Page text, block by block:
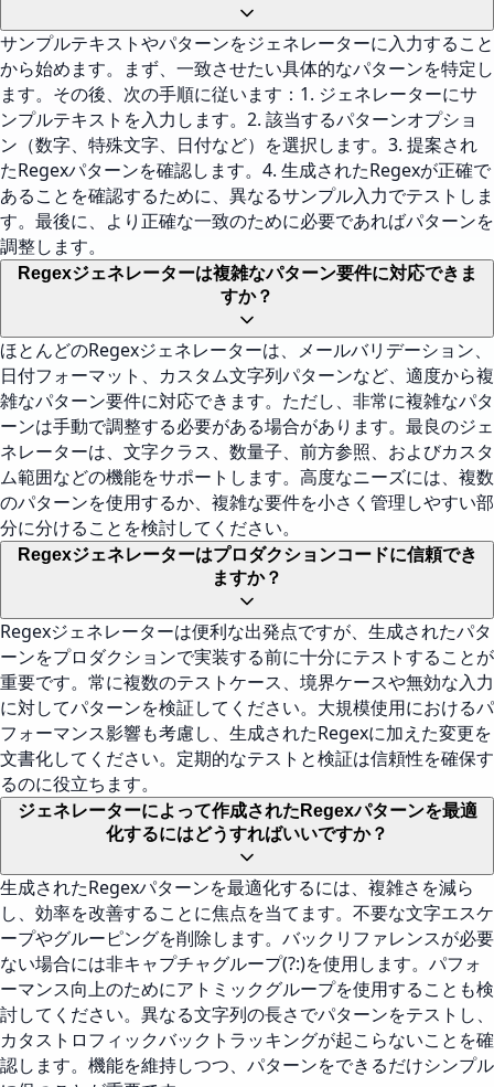
サンプルテキストやパターンをジェネレーターに入力すること
から始めます。まず、一致させたい具体的なパターンを特定し
ます。その後、次の手順に従います：1. ジェネレーターにサ
ンプルテキストを入力します。2. 該当するパターンオプショ
ン（数字、特殊文字、日付など）を選択します。3. 提案され
たRegexパターンを確認します。4. 生成されたRegexが正確で
あることを確認するために、異なるサンプル入力でテストしま
す。最後に、より正確な一致のために必要であればパターンを
調整します。
Regexジェネレーターは複雑なパターン要件に対応できま
すか？
ほとんどのRegexジェネレーターは、メールバリデーション、
日付フォーマット、カスタム文字列パターンなど、適度から複
雑なパターン要件に対応できます。ただし、非常に複雑なパタ
ーンは手動で調整する必要がある場合があります。最良のジェ
ネレーターは、文字クラス、数量子、前方参照、およびカスタ
ム範囲などの機能をサポートします。高度なニーズには、複数
のパターンを使用するか、複雑な要件を小さく管理しやすい部
分に分けることを検討してください。
Regexジェネレーターはプロダクションコードに信頼でき
ますか？
Regexジェネレーターは便利な出発点ですが、生成されたパタ
ーンをプロダクションで実装する前に十分にテストすることが
重要です。常に複数のテストケース、境界ケースや無効な入力
に対してパターンを検証してください。大規模使用におけるパ
フォーマンス影響も考慮し、生成されたRegexに加えた変更を
文書化してください。定期的なテストと検証は信頼性を確保す
るのに役立ちます。
ジェネレーターによって作成されたRegexパターンを最適
化するにはどうすればいいですか？
生成されたRegexパターンを最適化するには、複雑さを減ら
し、効率を改善することに焦点を当てます。不要な文字エスケ
ープやグルーピングを削除します。バックリファレンスが必要
ない場合には非キャプチャグループ(?:)を使用します。パフォ
ーマンス向上のためにアトミックグループを使用することも検
討してください。異なる文字列の長さでパターンをテストし、
カタストロフィックバックトラッキングが起こらないことを確
認します。機能を維持しつつ、パターンをできるだけシンプル